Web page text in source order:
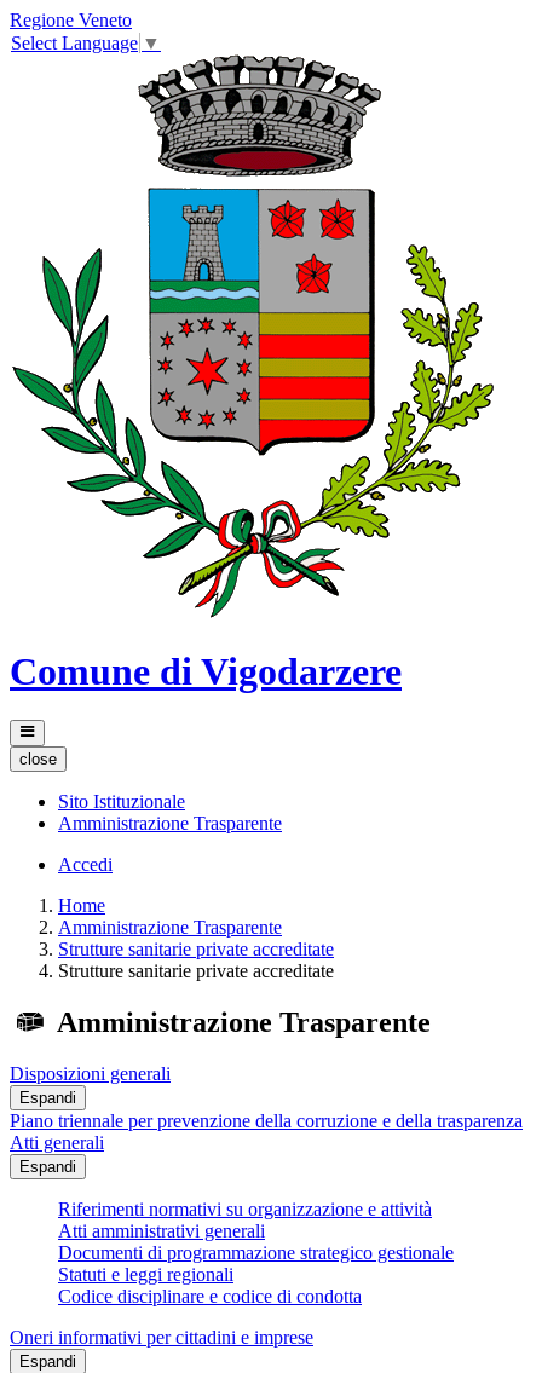
Regione Veneto
Select Language ▼
Comune di Vigodarzere
close
Sito Istituzionale
Amministrazione Trasparente
Accedi
Home
Amministrazione Trasparente
Strutture sanitarie private accreditate
Strutture sanitarie private accreditate
Amministrazione Trasparente
Disposizioni generali
Espandi
Piano triennale per prevenzione della corruzione e della trasparenza
Atti generali
Espandi
Riferimenti normativi su organizzazione e attività
Atti amministrativi generali
Documenti di programmazione strategico gestionale
Statuti e leggi regionali
Codice disciplinare e codice di condotta
Oneri informativi per cittadini e imprese
Espandi